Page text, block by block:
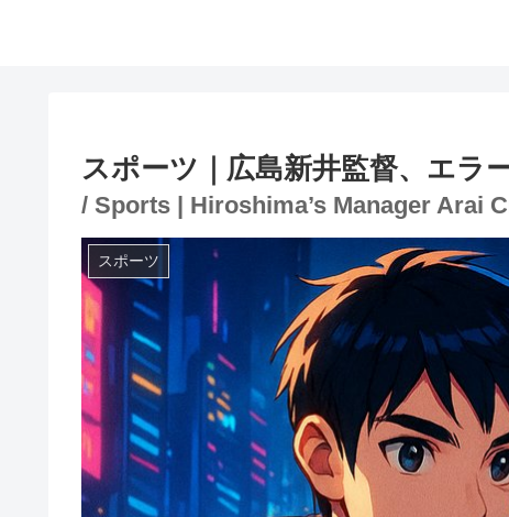
スポーツ｜広島新井監督、エラ
/ Sports | Hiroshima’s Manager Arai
スポーツ